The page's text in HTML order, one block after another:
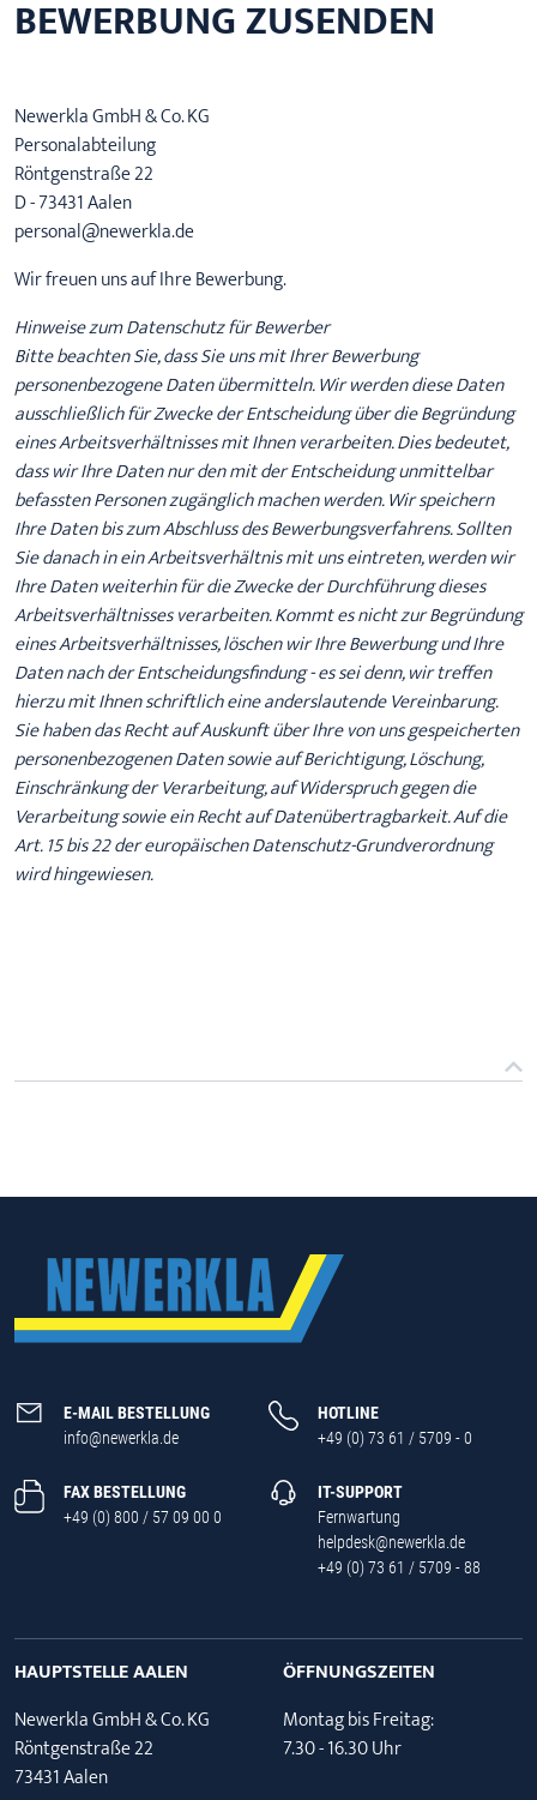
BEWERBUNG ZUSENDEN
Newerkla GmbH & Co. KG
Personalabteilung
Röntgenstraße 22
D - 73431 Aalen
personal@newerkla.de
Wir freuen uns auf Ihre Bewerbung.
Hinweise zum Datenschutz für Bewerber
Bitte beachten Sie, dass Sie uns mit Ihrer Bewerbung
personenbezogene Daten übermitteln. Wir werden diese Daten
ausschließlich für Zwecke der Entscheidung über die Begründung
eines Arbeitsverhältnisses mit Ihnen verarbeiten. Dies bedeutet,
dass wir Ihre Daten nur den mit der Entscheidung unmittelbar
befassten Personen zugänglich machen werden. Wir speichern
Ihre Daten bis zum Abschluss des Bewerbungsverfahrens. Sollten
Sie danach in ein Arbeitsverhältnis mit uns eintreten, werden wir
Ihre Daten weiterhin für die Zwecke der Durchführung dieses
Arbeitsverhältnisses verarbeiten. Kommt es nicht zur Begründung
eines Arbeitsverhältnisses, löschen wir Ihre Bewerbung und Ihre
Daten nach der Entscheidungsfindung - es sei denn, wir treffen
hierzu mit Ihnen schriftlich eine anderslautende Vereinbarung.
Sie haben das Recht auf Auskunft über Ihre von uns gespeicherten
personenbezogenen Daten sowie auf Berichtigung, Löschung,
Einschränkung der Verarbeitung, auf Widerspruch gegen die
Verarbeitung sowie ein Recht auf Datenübertragbarkeit. Auf die
Art. 15 bis 22 der europäischen Datenschutz-Grundverordnung
wird hingewiesen.
E-MAIL BESTELLUNG
info@newerkla.de
HOTLINE
+49 (0) 73 61 / 5709 - 0
FAX BESTELLUNG
+49 (0) 800 / 57 09 00 0
IT-SUPPORT
Fernwartung
helpdesk@newerkla.de
+49 (0) 73 61 / 5709 - 88
HAUPTSTELLE AALEN
Newerkla GmbH & Co. KG
Röntgenstraße 22
73431 Aalen
ÖFFNUNGSZEITEN
Montag bis Freitag:
7.30 - 16.30 Uhr